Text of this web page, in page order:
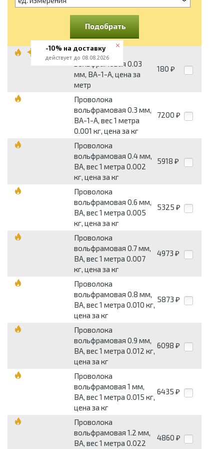
Подобрать
Проволока
вольфрамовая 0.03
мм, ВА-1-А, цена за
метр
180 ₽
Проволока
вольфрамовая 0.3 мм,
ВА-1-А, вес 1 метра
0.001 кг, цена за кг
7200 ₽
Проволока
вольфрамовая 0.4 мм,
ВА, вес 1 метра 0.002
кг, цена за кг
5918 ₽
Проволока
вольфрамовая 0.6 мм,
ВА, вес 1 метра 0.005
кг, цена за кг
5325 ₽
Проволока
вольфрамовая 0.7 мм,
ВА, вес 1 метра 0.007
кг, цена за кг
4973 ₽
Проволока
вольфрамовая 0.8 мм,
ВА, вес 1 метра 0.010 кг,
цена за кг
5873 ₽
Проволока
вольфрамовая 0.9 мм,
ВА, вес 1 метра 0.012 кг,
цена за кг
6098 ₽
Проволока
вольфрамовая 1 мм,
ВА, вес 1 метра 0.015 кг,
цена за кг
6435 ₽
Проволока
вольфрамовая 1.2 мм,
ВА, вес 1 метра 0.022
4860 ₽
-10% на доставку
действует до 08.08.2026